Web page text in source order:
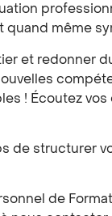
quand même
et redonner
! Écoutez
de structurer
de